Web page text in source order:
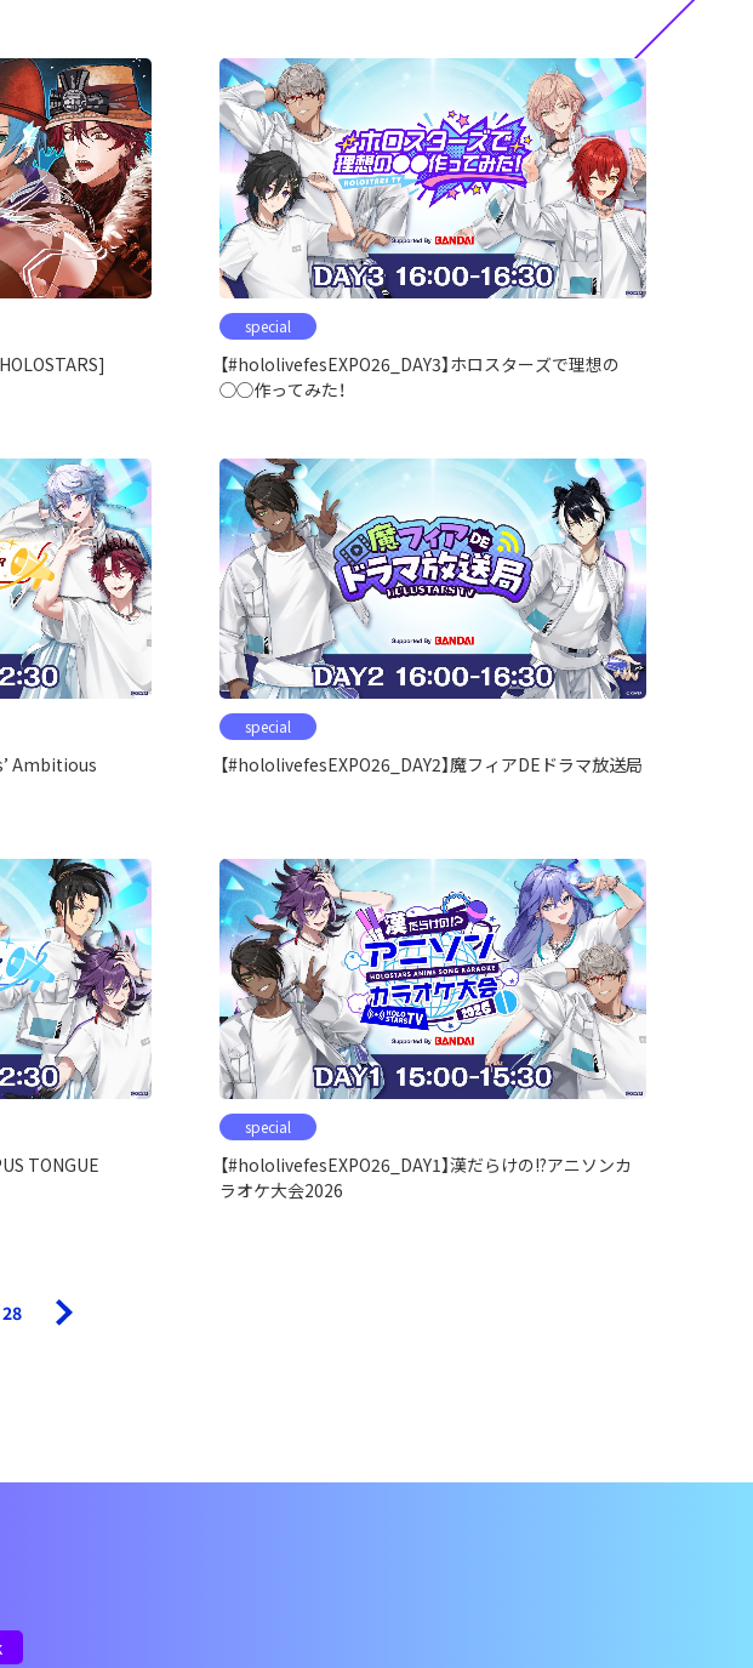
special
【#hololivefesEXPO26_DAY3】ホロスターズで理想の
◯◯作ってみた！
Ambitious
special
【#hololivefesEXPO26_DAY2】魔フィアDEドラマ放送局
TONGUE
special
【#hololivefesEXPO26_DAY1】漢だらけの!?アニソンカ
ラオケ大会2026
28